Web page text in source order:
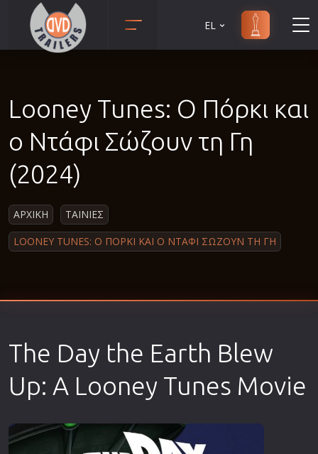
Αισθηματικές
Αισθησιακές
Αστυνομικές
Δραματικές
Εποχής
Ευρωπαικός Κινηματογράφος
Θρίλερ
EL
Looney Tunes: Ο Πόρκι και
ο Ντάφι Σώζουν τη Γη
(2024)
ΑΡΧΙΚΗ
ΤΑΙΝΙΕΣ
LOONEY TUNES: Ο ΠΟΡΚΙ ΚΑΙ Ο ΝΤΑΦΙ ΣΩΖΟΥΝ ΤΗ ΓΗ
The Day the Earth Blew
Up: A Looney Tunes Movie